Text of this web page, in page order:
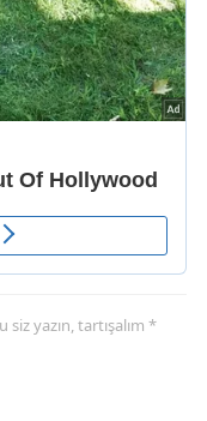
yazın, tartışalım *